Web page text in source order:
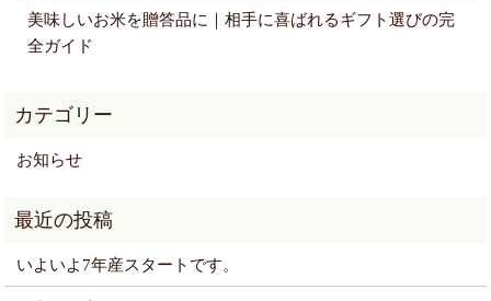
美味しいお米を贈答品に｜相手に喜ばれるギフト選びの完
全ガイド
お知らせ
いよいよ7年産スタートです。